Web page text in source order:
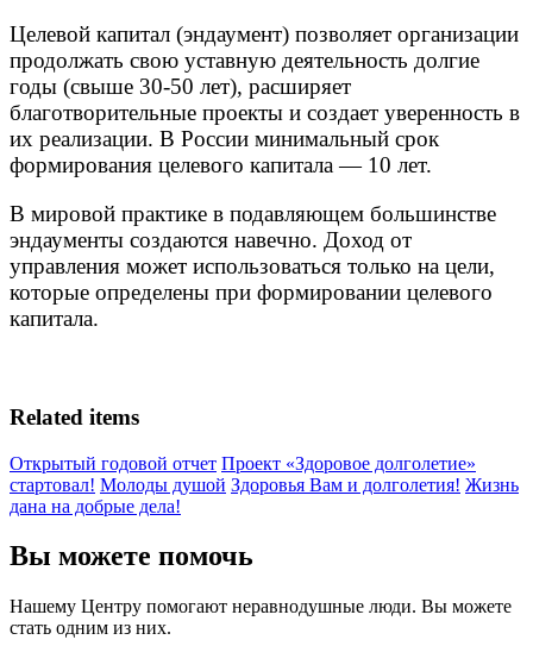
Целевой капитал (эндаумент) позволяет организации
продолжать свою уставную деятельность долгие
годы (свыше 30-50 лет), расширяет
благотворительные проекты и создает уверенность в
их реализации. В России минимальный срок
формирования целевого капитала — 10 лет.
В мировой практике в подавляющем большинстве
эндаументы создаются навечно. Доход от
управления может использоваться только на цели,
которые определены при формировании целевого
капитала.
Related items
Открытый годовой отчет Проект «Здоровое долголетие»
стартовал! Молоды душой Здоровья Вам и долголетия! Жизнь
дана на добрые дела!
Вы можете помочь
Нашему Центру помогают неравнодушные люди. Вы можете
стать одним из них.